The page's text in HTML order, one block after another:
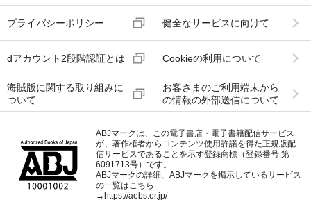
プライバシーポリシー 健全なサービスに向けて
dアカウント2段階認証とは Cookieの利用について
海賊版に関する取り組みに
ついて
お客さまのご利用端末から
の情報の外部送信について
ABJマークは、この電子書店・電子書籍配信サービス
が、著作権者からコンテンツ使用許諾を得た正規版配
信サービスであることを示す登録商標（登録番号 第
6091713号）です。
ABJマークの詳細、ABJマークを掲示しているサービス
の一覧はこちら
→ https://aebs.or.jp/